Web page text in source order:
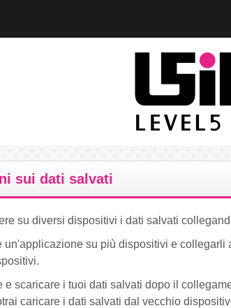
sui dati salvati
su diversi dispositivi i dati salvati
un'applicazione su più dispositivi e collegarli
e scaricare i tuoi dati salvati dopo il
caricare i dati salvati dal vecchio